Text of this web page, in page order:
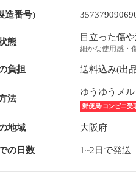
造番号)
態 目立った傷
細かな使用感・
負担 送料込み(出
法
ゆうゆうメ
郵便局/コンビニ受
地域 大阪府
の日数 1~2日で発送